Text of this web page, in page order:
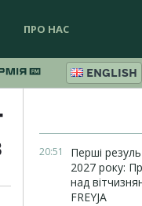
ПРО НАС
ENGLISH
20:51
Перші
2027 року:
над
FREYJA